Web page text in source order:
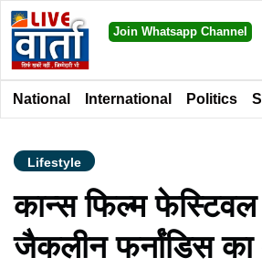
Join Whatsapp Channel
National International Politics
Lifestyle
कान्स फिल्म फेस्टिवल
जैकलीन फर्नांडिस